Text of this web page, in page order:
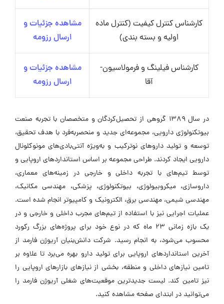
کارشناس کنترل کیفیت (کنترل ماده
اولیه و بسته بندی)
مشاهده جزئیات و
ارسال رزومه
کارشناس فیلینگ و فرمولاسیون-
آقا
مشاهده جزئیات و
ارسال رزومه
در سال ۱۳۸۹ گروهی از تحصیل‌کردگان و متخصصان با تجربه صنعت
بیوتکنولوژی دارویی، مجموعه‌ای جدید و منحصر‌به‌فرد با هدف تحقیق،
توسعه و تولید داروهای نوترکیب و به‌ویژه آنتی‌بادی‌های مونوکلونال
دارویی ایجاد کردند. طراحی مجموعه بر اساس استانداردهای اروپایی و
توسط تیم‌های با تجربه داخلی و خارجی در زمینه‌های معماری،
داروسازی، میکروبیولوژی، بیوتکنولوژی، پزشکی، مهندسی مکانیک،
مهندسی شیمی، مهندسی برق، الکترونیک و کامپیوتر انجام شده است.
عملیات اجرایی نیز با استفاده از تیم‌های مجرب داخلی و خارجی و در
یک بازه زمانی ۲۳ ماه که در نوع خود برای پروژه‌های بزرگ رکورد
محسوب می‌شود، به انجام رسید. شرکت دانش‌بنیان آریوژن فارمد از
آخرین استانداردهای اروپایی برای تولید دارو بهره می‌برد تا علاوه بر
تامین نیازهای داخلی و منطقه، بخشی از نیازهای بازارهای اروپایی را
نیز تامین کند. لیست جدیدترین موقعیت‌های شغلی آریوژن فارمد را
می‌توانید در ابتدای صفحه مشاهده کنید.